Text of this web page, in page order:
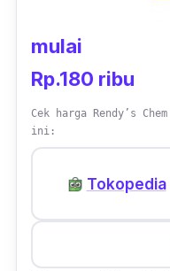
mulai
Rp.180 ribu
Cek harga Rendy’s
ini:
Tokopedia